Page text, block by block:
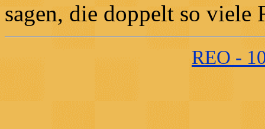
sagen, die doppelt so viele
REO -